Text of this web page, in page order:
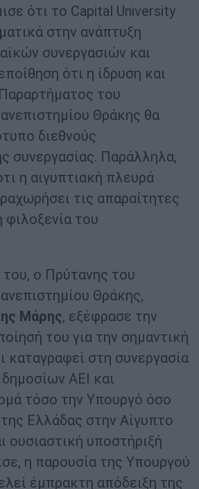
ότι το Capital University
στην ανάπτυξη
συνεργασιών και
ότι η ίδρυση και
του
Θράκης θα
διεθνούς
συνεργασίας. Παράλληλα,
η αιγυπτιακή πλευρά
τις απαραίτητες
φιλοξενία του
ο Πρύτανης του
Θράκης,
Μάρης, εξέφρασε την
του για την σημαντική
καταγραφεί στη συνεργασία
ΑΕΙ και
τόσο την Υπουργό όσο
Ελλάδας στην Αίγυπτο
ουσιαστική υποστήριξή
η παρουσία της Υπουργού
έμπρακτη απόδειξη της